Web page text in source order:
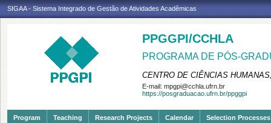
SIGAA - Sistema Integrado de Gestão de Atividades Acadêmicas
PPGGPI/CCHLA
PROGRAMA DE PÓS-
CENTRO DE CIÊNCIAS
E-mail: mpgpi@cchla.ufrn.br
https://posgraduacao.ufrn.br/ppggpi
Program Teaching Research Projects Calendar Selection Processes